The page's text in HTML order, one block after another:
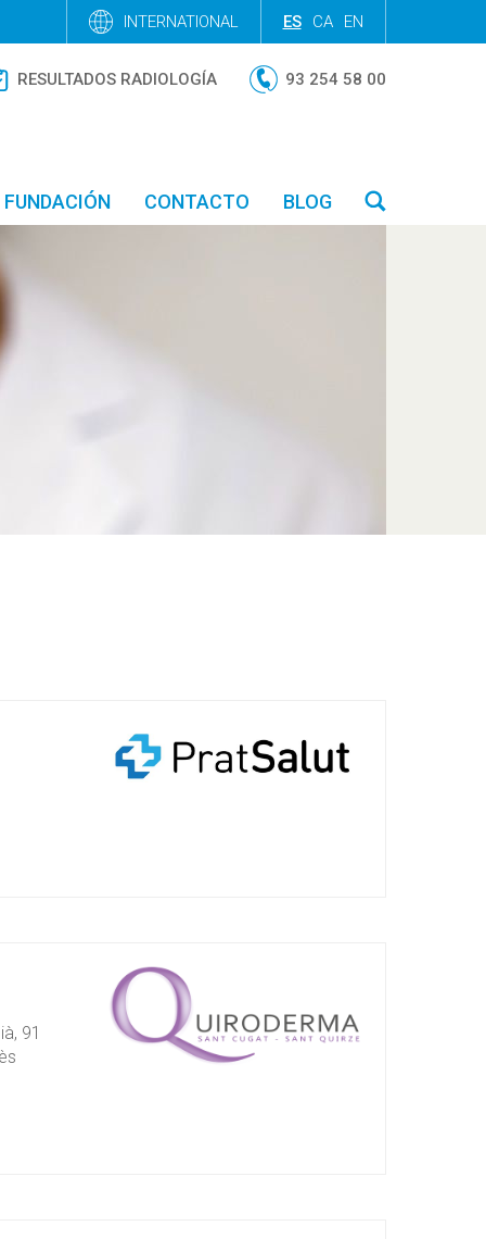
INTERNATIONAL ES CA EN
RESULTADOS RADIOLOGÍA 93 254 58 00
FUNDACIÓN CONTACTO BLOG
91